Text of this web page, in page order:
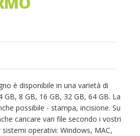
è disponibile in una varietà di
GB, 8 GB, 16 GB, 32 GB, 64 GB. La
possibile - stampa, incisione. Su
caricare vari file secondo i vostri
operativi: Windows, MAC,